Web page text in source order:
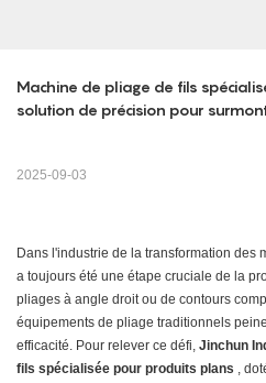
Machine de pliage de fils
solution de précision pour
2025-09-03
Dans l'industrie de la transformation des
a toujours été une étape cruciale de la
pliages à angle droit ou de contours
équipements de pliage traditionnels
efficacité. Pour relever ce défi, Jinchun
fils spécialisée pour produits plans ,